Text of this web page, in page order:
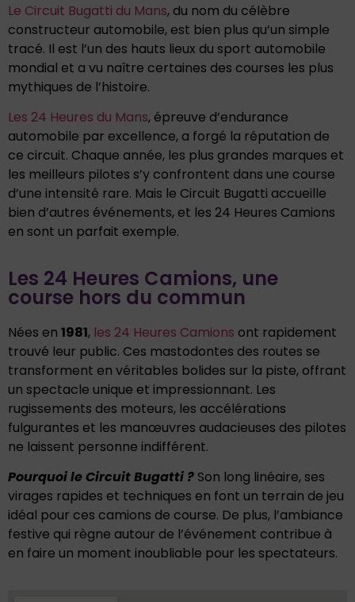
Le Circuit Bugatti du Mans, du nom du célèbre
constructeur automobile, est bien plus qu’un simple
tracé. Il est l’un des hauts lieux du sport automobile
mondial et a vu naître certaines des courses les plus
mythiques de l’histoire.
Les 24 Heures du Mans, épreuve d’endurance
automobile par excellence, a forgé la réputation de
ce circuit. Chaque année, les plus grandes marques et
les meilleurs pilotes s’y confrontent dans une course
d’une intensité rare. Mais le Circuit Bugatti accueille
bien d’autres événements, et les 24 Heures Camions
en sont un parfait exemple.
Les 24 Heures Camions, une
course hors du commun
Nées en 1981, les 24 Heures Camions ont rapidement
trouvé leur public. Ces mastodontes des routes se
transforment en véritables bolides sur la piste, offrant
un spectacle unique et impressionnant. Les
rugissements des moteurs, les accélérations
fulgurantes et les manœuvres audacieuses des pilotes
ne laissent personne indifférent.
Pourquoi le Circuit Bugatti ? Son long linéaire, ses
virages rapides et techniques en font un terrain de jeu
idéal pour ces camions de course. De plus, l’ambiance
festive qui règne autour de l’événement contribue à
en faire un moment inoubliable pour les spectateurs.